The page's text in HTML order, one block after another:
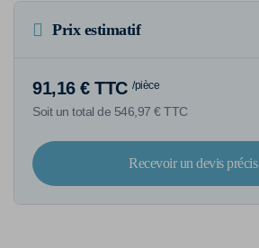
Prix estimatif
91,16 € TTC /pièce
Soit un total de 546,97 € TTC
Recevoir un devis précis